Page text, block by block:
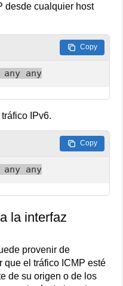
desde cualquier host
Copy
any
IPv6.
Copy
any
la interfaz
provenir de
que el tráfico ICMP esté
de su origen o de los